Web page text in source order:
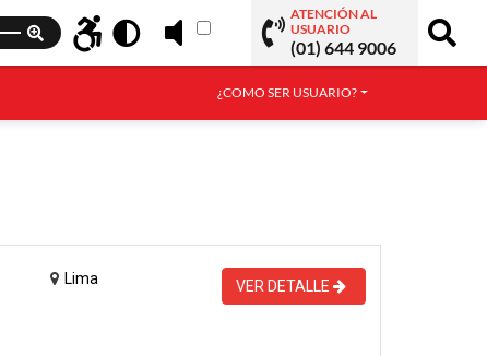
ATENCIÓN AL
USUARIO
(01) 644 9006
¿COMO SER USUARIO?
Lima VER DETALLE